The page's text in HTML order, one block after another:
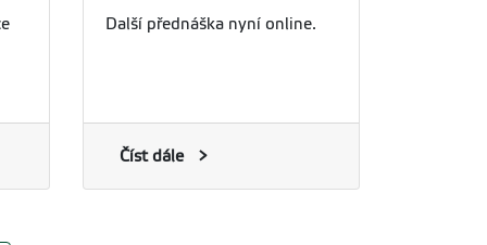
Další přednáška nyní online.
Číst dále